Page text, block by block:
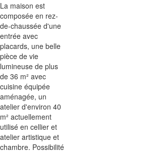
La maison est
composée en rez-
de-chaussée d'une
entrée avec
placards, une belle
pièce de vie
lumineuse de plus
de 36 m² avec
cuisine équipée
aménagée, un
atelier d'environ 40
m² actuellement
utilisé en cellier et
atelier artistique et
chambre. Possibilité